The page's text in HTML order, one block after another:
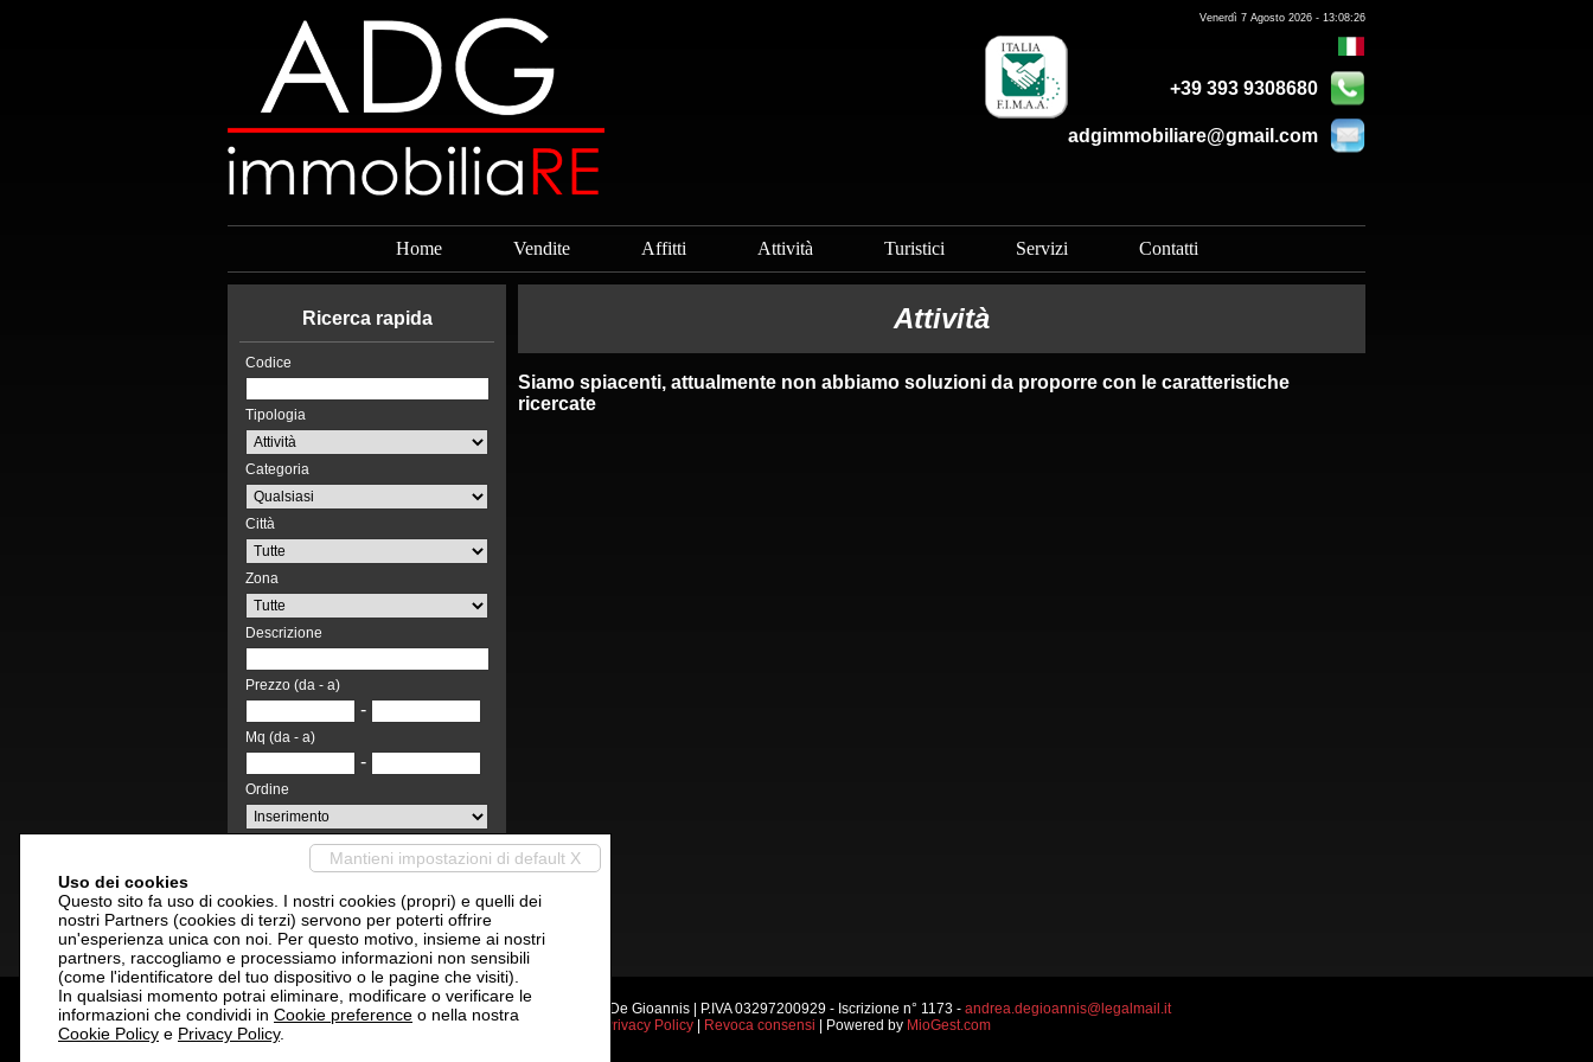
Venerdì 7 Agosto 2026 - 13:08:26
+39 393 9308680
adgimmobiliare@gmail.com
Home Vendite Affitti Attività Turistici Servizi Contatti
Ricerca rapida
Codice
Tipologia
Categoria
Città
Zona
Descrizione
Prezzo (da - a)
-
Mq (da - a)
-
Ordine
Cerca
Attività
Siamo spiacenti, attualmente non abbiamo soluzioni da proporre con le caratteristiche
ricercate
ADG ImmobiliaRE di Andrea De Gioannis | P.IVA 03297200929 - Iscrizione n° 1173 - andrea.degioannis@legalmail.it
Privacy Policy| Revoca consensi | Powered by MioGest.com
Mantieni impostazioni di default X
Uso dei cookies
Questo sito fa uso di cookies. I nostri cookies (propri) e quelli dei
nostri Partners (cookies di terzi) servono per poterti offrire
un'esperienza unica con noi. Per questo motivo, insieme ai nostri
partners, raccogliamo e processiamo informazioni non sensibili
(come l'identificatore del tuo dispositivo o le pagine che visiti).
In qualsiasi momento potrai eliminare, modificare o verificare le
informazioni che condividi in Cookie preference o nella nostra
Cookie Policy e Privacy Policy.